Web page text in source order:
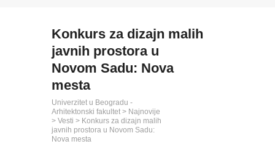
Konkurs za dizajn malih
javnih prostora u
Novom Sadu: Nova
mesta
Univerzitet u Beogradu -
Arhitektonski fakultet > Najnovije
> Vesti > Konkurs za dizajn malih
javnih prostora u Novom Sadu:
Nova mesta